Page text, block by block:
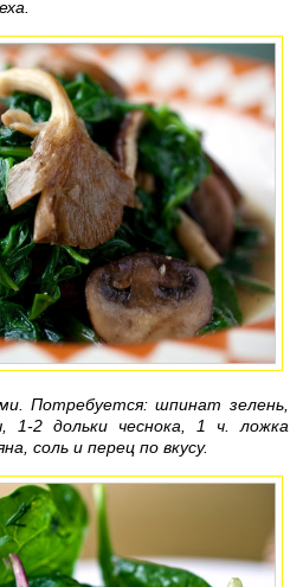
Потребуется: шпинат зелень,
1-2 дольки чеснока, 1 ч. ложка
соль и перец по вкусу.